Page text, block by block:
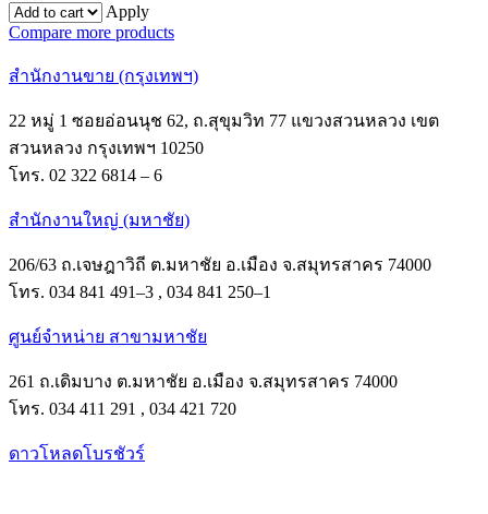
Apply
Compare more products
สำนักงานขาย (กรุงเทพฯ)
22 หมู่ 1 ซอยอ่อนนุช 62, ถ.สุขุมวิท 77 แขวงสวนหลวง เขต
สวนหลวง กรุงเทพฯ 10250
โทร. 02 322 6814 – 6
สำนักงานใหญ่ (มหาชัย)
206/63 ถ.เจษฎาวิถี ต.มหาชัย อ.เมือง จ.สมุทรสาคร 74000
โทร. 034 841 491–3 , 034 841 250–1
ศูนย์จำหน่าย สาขามหาชัย
261 ถ.เดิมบาง ต.มหาชัย อ.เมือง จ.สมุทรสาคร 74000
โทร. 034 411 291 , 034 421 720
ดาวโหลดโบรชัวร์